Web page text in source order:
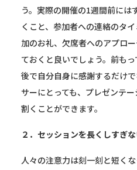
う。実際の開催の1週間前には
くこと、参加者への連絡のタ
加のお礼、欠席者へのアプロ
ておくと良いでしょう。前もっ
後で自分自身に感謝するだけ
サーにとっても、プレゼンテ
割くことができます。
２．セッションを長くしすぎな
人々の注意力は刻一刻と短く